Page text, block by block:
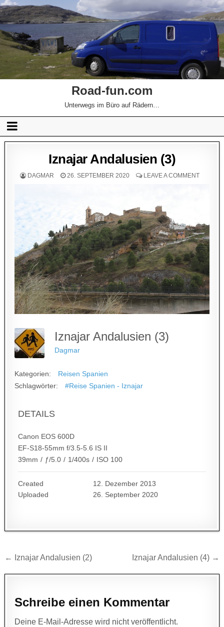
Road-fun.com
Unterwegs im Büro auf Rädern…
Iznajar Andalusien (3)
DAGMAR 26. SEPTEMBER 2020 LEAVE A COMMENT
Iznajar Andalusien (3)
Dagmar
Kategorien:
Reisen Spanien
Schlagwörter:
#Reise Spanien - Iznajar
DETAILS
Canon EOS 600D
EF-S18-55mm f/3.5-5.6 IS II
39mm / ƒ/5.0 / 1/400s / ISO 100
Created
12. Dezember 2013
Uploaded
26. September 2020
Beitragsnavigation
← Iznajar Andalusien (2) Iznajar Andalusien (4) →
Schreibe einen Kommentar
Deine E-Mail-Adresse wird nicht veröffentlicht.